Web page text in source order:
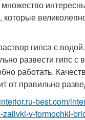
которые
гипса с
развести гипс с
работать.
от правильно
best.com/
v-formochki-